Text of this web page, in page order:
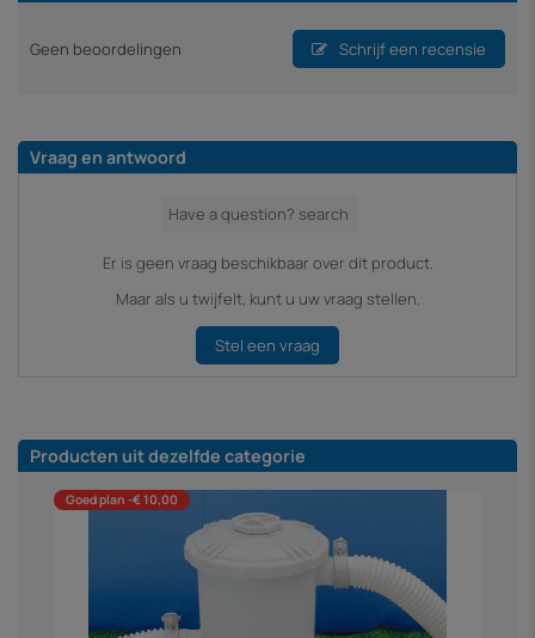
Geen beoordelingen Schrijf een recensie
Vraag en antwoord
Er is geen vraag beschikbaar over dit product.
Maar als u twijfelt, kunt u uw vraag stellen.
Stel een vraag
Producten uit dezelfde categorie
Goed plan -€ 10,00